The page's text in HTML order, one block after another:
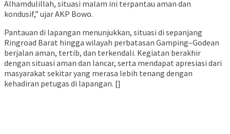
Alhamdulillah, situasi malam ini terpantau aman dan
kondusif,” ujar AKP Bowo.
Pantauan di lapangan menunjukkan, situasi di sepanjang
Ringroad Barat hingga wilayah perbatasan Gamping–Godean
berjalan aman, tertib, dan terkendali. Kegiatan berakhir
dengan situasi aman dan lancar, serta mendapat apresiasi dari
masyarakat sekitar yang merasa lebih tenang dengan
kehadiran petugas di lapangan. []